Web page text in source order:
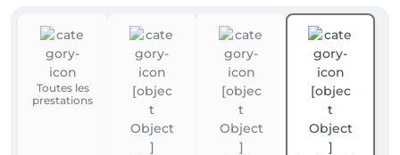
Prenez le temps de vous garer sans stress, nous vous
attendons avec le sourire pour un moment de
détente ✨
Toutes les
prestations